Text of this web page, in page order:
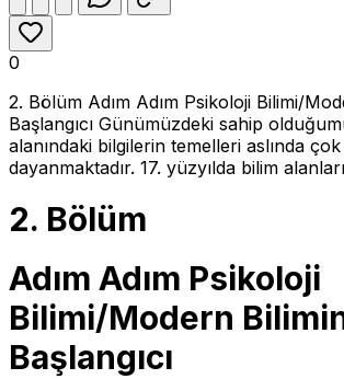
0
2. Bölüm Adım Adım Psikoloji Bilimi/
Başlangıcı Günümüzdeki sahip
alanındaki bilgilerin temelleri aslında
dayanmaktadır. 17. yüzyılda bilim
2. Bölüm
Adım Adım Psikoloji
Bilimi/Modern
Başlangıcı